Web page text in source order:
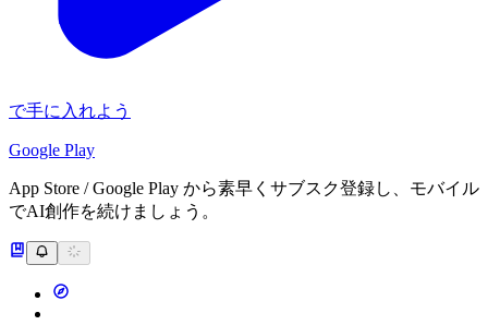
で手に入れよう
Google Play
App Store / Google Play から素早くサブスク登録し、モバイル
でAI創作を続けましょう。